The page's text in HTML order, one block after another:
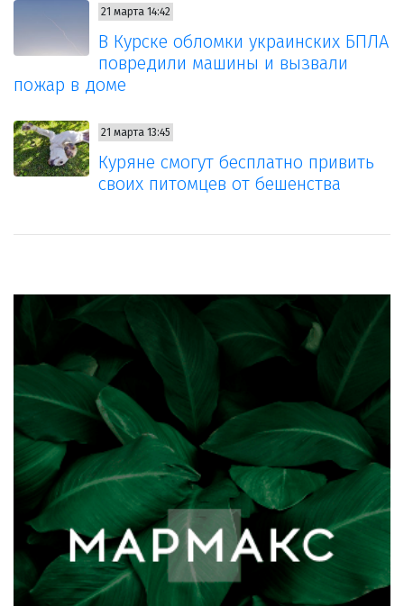
21 марта 14:42
В Курске обломки украинских БПЛА
повредили машины и вызвали
пожар в доме
21 марта 13:45
Куряне смогут бесплатно привить
своих питомцев от бешенства